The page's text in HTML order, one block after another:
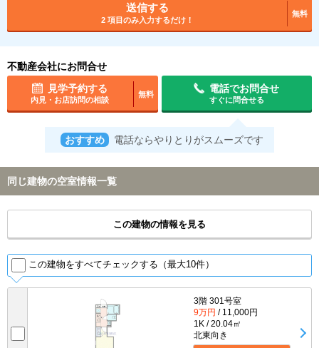
送信する
2 項目のみ入力するだけ！
無料
不動産会社にお問合せ
見学予約する
内見・お店訪問の相談
無料
電話でお問合せ
すぐに問合せる
おすすめ 電話ならやりとりがスムーズです
同じ建物の空室情報一覧
この建物の情報を見る
この建物をすべてチェックする（最大10件）
3階 301号室
9万円 / 11,000円
1K / 20.04㎡
北東向き